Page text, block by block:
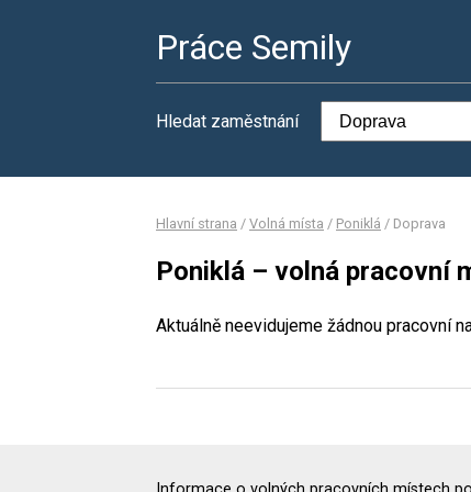
Práce Semily
Hledat zaměstnání
Hlavní strana / Volná místa / Poniklá / Doprava
Poniklá – volná pracovní
Aktuálně neevidujeme žádnou pracovní